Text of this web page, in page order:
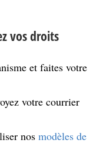
vos droits
et faites votre
votre courrier
nos modèles de